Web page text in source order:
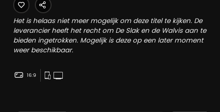
Het is helaas niet meer mogelijk om deze titel te kijken. De
leverancier heeft het recht om De Slak en de Walvis aan te
bieden ingetrokken. Mogelijk is deze op een later moment
weer beschikbaar.
16:9